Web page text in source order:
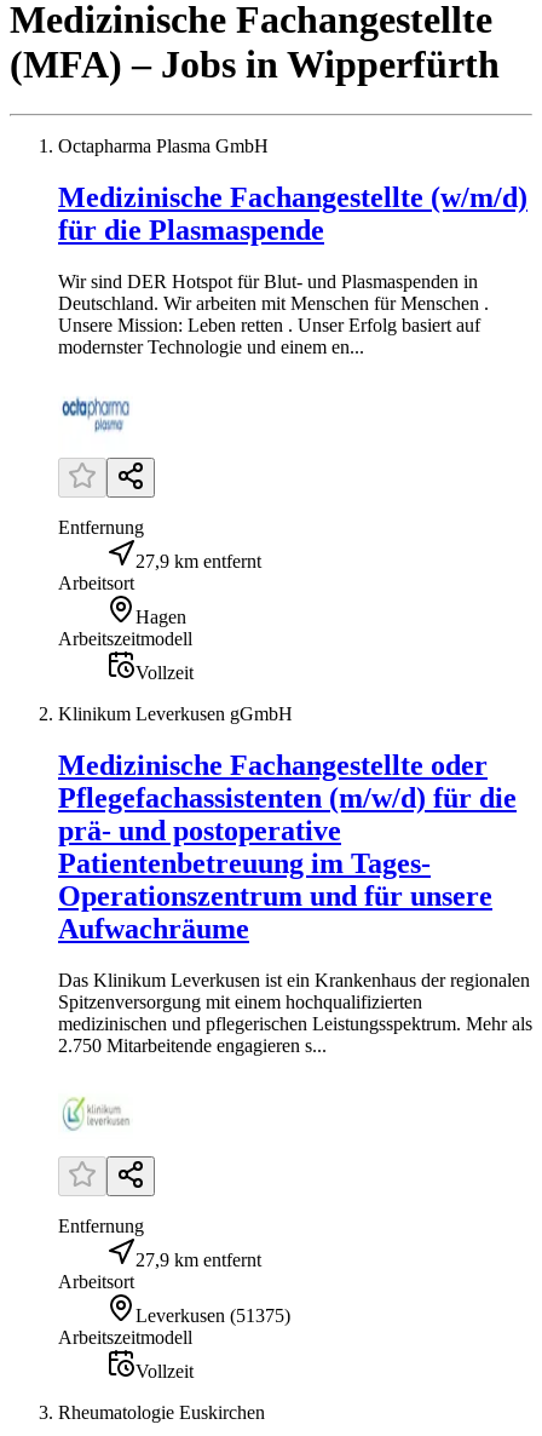
Medizinische Fachangestellte
(MFA) – Jobs inWipperfürth
Octapharma Plasma GmbH
Medizinische Fachangestellte (w/m/d)
für die Plasmaspende
Wir sind DER Hotspot für Blut- und Plasmaspenden in
Deutschland. Wir arbeiten mit Menschen für Menschen .
Unsere Mission: Leben retten . Unser Erfolg basiert auf
modernster Technologie und einem en...
Entfernung
27,9 km entfernt
Arbeitsort
Hagen
Arbeitszeitmodell
Vollzeit
Klinikum Leverkusen gGmbH
Medizinische Fachangestellte oder
Pflegefachassistenten (m/w/d) für die
prä- und postoperative
Patientenbetreuung im Tages-
Operationszentrum und für unsere
Aufwachräume
Das Klinikum Leverkusen ist ein Krankenhaus der regionalen
Spitzenversorgung mit einem hochqualifizierten
medizinischen und pflegerischen Leistungsspektrum. Mehr als
2.750 Mitarbeitende engagieren s...
Entfernung
27,9 km entfernt
Arbeitsort
Leverkusen (51375)
Arbeitszeitmodell
Vollzeit
Rheumatologie Euskirchen